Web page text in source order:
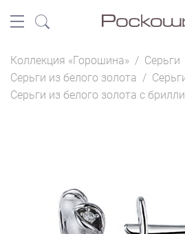
Коллекция «Горошина» / Серьги
Серьги из белого золота /
Серьги из белого золота с